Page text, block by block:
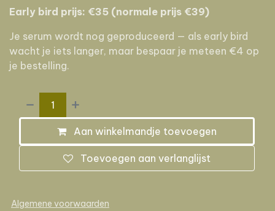
Early bird prijs: €35 (normale prijs €39)
Je serum wordt nog geproduceerd — als early bird
wacht je iets langer, maar bespaar je meteen €4 op
je bestelling.
Aan winkelmandje toevoegen
Toevoegen aan verlanglijst
Algemene voorwaarden